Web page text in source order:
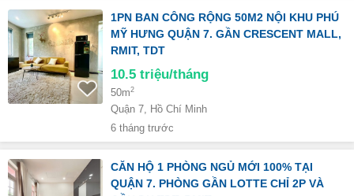
1PN BAN CÔNG RỘNG 50M2 NỘI KHU PHÚ
MỸ HƯNG QUẬN 7. GẦN CRESCENT MALL,
RMIT, TDT
10.5 triệu/tháng
50m2
Quận 7, Hồ Chí Minh
6 tháng trước
CĂN HỘ 1 PHÒNG NGỦ MỚI 100% TẠI
QUẬN 7. PHÒNG GẦN LOTTE CHỈ 2P VÀ